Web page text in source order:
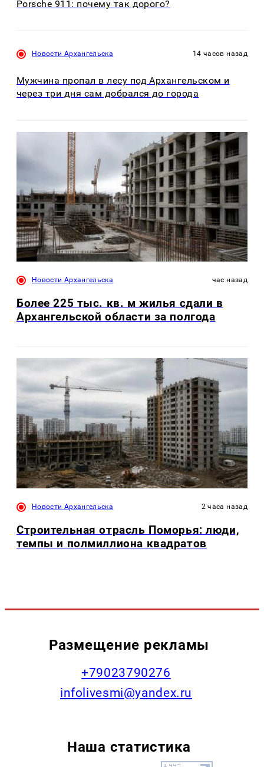
Porsche 911: почему так дорого?
Новости Архангельска 14 часов назад
Мужчина пропал в лесу под Архангельском и
через три дня сам добрался до города
Новости Архангельска час назад
Более 225 тыс. кв. м жилья сдали в
Архангельской области за полгода
Новости Архангельска 2 часа назад
Строительная отрасль Поморья: люди,
темпы и полмиллиона квадратов
Размещение рекламы
+79023790276
infolivesmi@yandex.ru
Наша статистика